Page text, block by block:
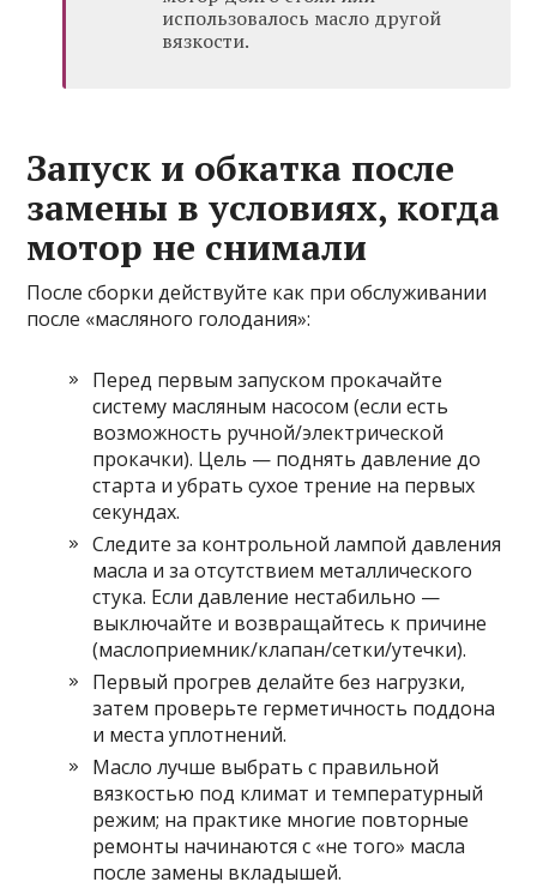
использовалось масло другой
вязкости.
Запуск и обкатка после
замены в условиях, когда
мотор не снимали
После сборки действуйте как при обслуживании
после «масляного голодания»:
Перед первым запуском прокачайте
систему масляным насосом (если есть
возможность ручной/электрической
прокачки). Цель — поднять давление до
старта и убрать сухое трение на первых
секундах.
Следите за контрольной лампой давления
масла и за отсутствием металлического
стука. Если давление нестабильно —
выключайте и возвращайтесь к причине
(маслоприемник/клапан/сетки/утечки).
Первый прогрев делайте без нагрузки,
затем проверьте герметичность поддона
и места уплотнений.
Масло лучше выбрать с правильной
вязкостью под климат и температурный
режим; на практике многие повторные
ремонты начинаются с «не того» масла
после замены вкладышей.